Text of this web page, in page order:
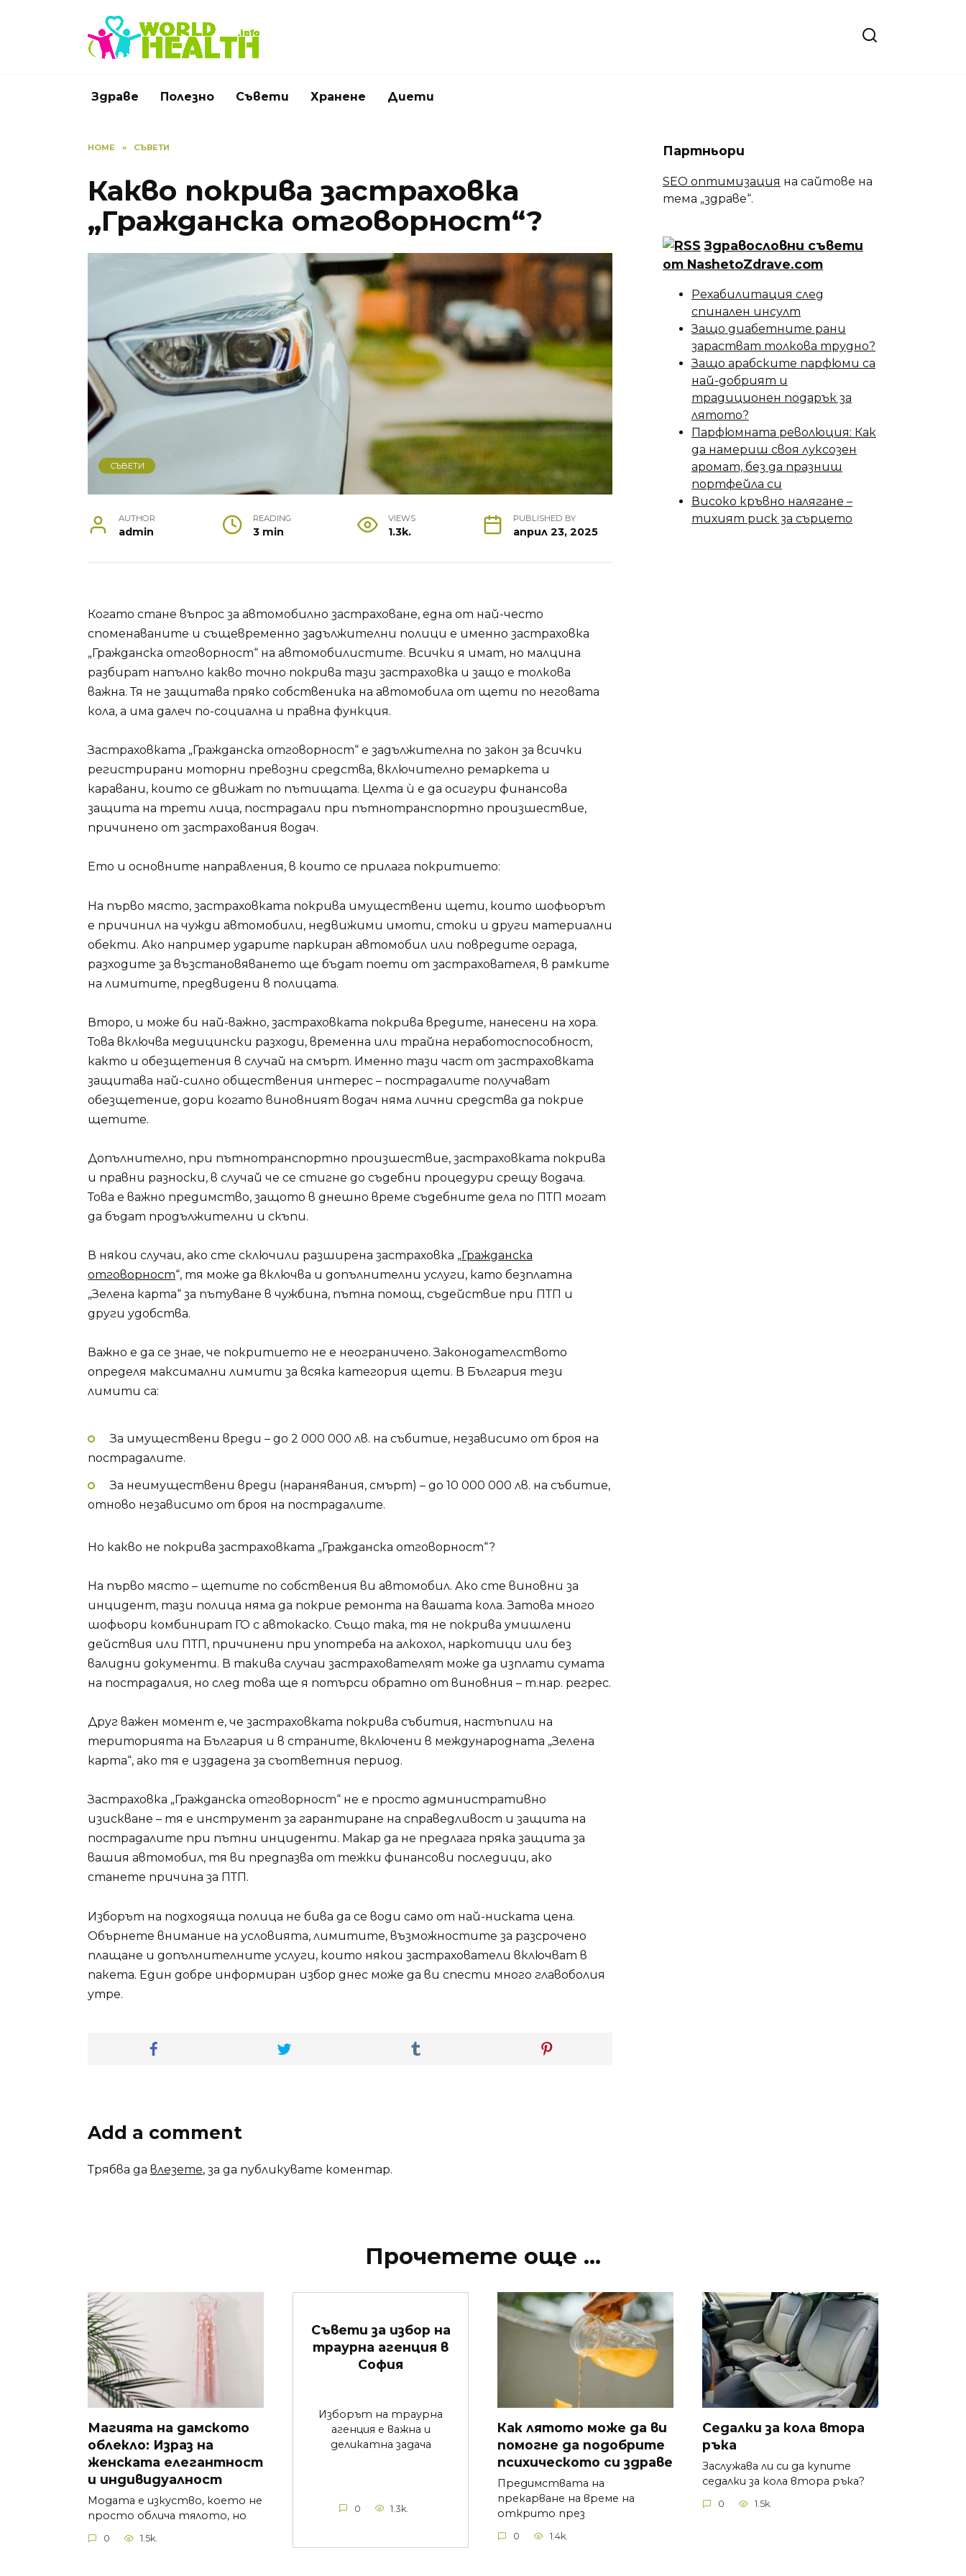
Здраве Полезно Съвети Хранене Диети
HOME » СЪВЕТИ
Какво покрива застраховка
„Гражданска отговорност“?
СЪВЕТИ
AUTHOR
admin
READING
3 min
VIEWS
1.3k.
PUBLISHED BY
април 23, 2025
Когато стане въпрос за автомобилно застраховане, една от най-често
споменаваните и същевременно задължителни полици е именно застраховка
„Гражданска отговорност“ на автомобилистите. Всички я имат, но малцина
разбират напълно какво точно покрива тази застраховка и защо е толкова
важна. Тя не защитава пряко собственика на автомобила от щети по неговата
кола, а има далеч по-социална и правна функция.
Застраховката „Гражданска отговорност“ е задължителна по закон за всички
регистрирани моторни превозни средства, включително ремаркета и
каравани, които се движат по пътищата. Целта ѝ е да осигури финансова
защита на трети лица, пострадали при пътнотранспортно произшествие,
причинено от застрахования водач.
Ето и основните направления, в които се прилага покритието:
На първо място, застраховката покрива имуществени щети, които шофьорът
е причинил на чужди автомобили, недвижими имоти, стоки и други материални
обекти. Ако например ударите паркиран автомобил или повредите ограда,
разходите за възстановяването ще бъдат поети от застрахователя, в рамките
на лимитите, предвидени в полицата.
Второ, и може би най-важно, застраховката покрива вредите, нанесени на хора.
Това включва медицински разходи, временна или трайна неработоспособност,
както и обезщетения в случай на смърт. Именно тази част от застраховката
защитава най-силно обществения интерес – пострадалите получават
обезщетение, дори когато виновният водач няма лични средства да покрие
щетите.
Допълнително, при пътнотранспортно произшествие, застраховката покрива
и правни разноски, в случай че се стигне до съдебни процедури срещу водача.
Това е важно предимство, защото в днешно време съдебните дела по ПТП могат
да бъдат продължителни и скъпи.
В някои случаи, ако сте сключили разширена застраховка „Гражданска
отговорност“, тя може да включва и допълнителни услуги, като безплатна
„Зелена карта“ за пътуване в чужбина, пътна помощ, съдействие при ПТП и
други удобства.
Важно е да се знае, че покритието не е неограничено. Законодателството
определя максимални лимити за всяка категория щети. В България тези
лимити са:
За имуществени вреди – до 2 000 000 лв. на събитие, независимо от броя на
пострадалите.
За неимуществени вреди (наранявания, смърт) – до 10 000 000 лв. на събитие,
отново независимо от броя на пострадалите.
Но какво не покрива застраховката „Гражданска отговорност“?
На първо място – щетите по собствения ви автомобил. Ако сте виновни за
инцидент, тази полица няма да покрие ремонта на вашата кола. Затова много
шофьори комбинират ГО с автокаско. Също така, тя не покрива умишлени
действия или ПТП, причинени при употреба на алкохол, наркотици или без
валидни документи. В такива случаи застрахователят може да изплати сумата
на пострадалия, но след това ще я потърси обратно от виновния – т.нар. регрес.
Друг важен момент е, че застраховката покрива събития, настъпили на
територията на България и в страните, включени в международната „Зелена
карта“, ако тя е издадена за съответния период.
Застраховка „Гражданска отговорност“ не е просто административно
изискване – тя е инструмент за гарантиране на справедливост и защита на
пострадалите при пътни инциденти. Макар да не предлага пряка защита за
вашия автомобил, тя ви предпазва от тежки финансови последици, ако
станете причина за ПТП.
Изборът на подходяща полица не бива да се води само от най-ниската цена.
Обърнете внимание на условията, лимитите, възможностите за разсрочено
плащане и допълнителните услуги, които някои застрахователи включват в
пакета. Един добре информиран избор днес може да ви спести много главоболия
утре.
Add a comment
Трябва да влезете, за да публикувате коментар.
Партньори
SEO оптимизация на сайтове на
тема „здраве“.
Здравословни съвети
от NashetoZdrave.com
Рехабилитация след
спинален инсулт
Защо диабетните рани
зарастват толкова трудно?
Защо арабските парфюми са
най-добрият и
традиционен подарък за
лятото?
Парфюмната революция: Как
да намериш своя луксозен
аромат, без да празниш
портфейла си
Високо кръвно налягане –
тихият риск за сърцето
Прочетете още ...
Магията на дамското
облекло: Израз на
женската елегантност
и индивидуалност
Модата е изкуство, което не
просто облича тялото, но
0 1.5k.
Съвети за избор на
траурна агенция в
София
Изборът на траурна
агенция е важна и
деликатна задача
0 1.3k.
Как лятото може да ви
помогне да подобрите
психическото си здраве
Предимствата на
прекарване на време на
открито през
0 1.4k.
Седалки за кола втора
ръка
Заслужава ли си да купите
седалки за кола втора ръка?
0 1.5k.